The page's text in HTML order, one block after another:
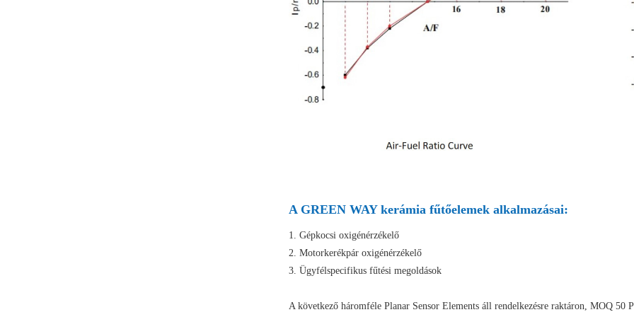
A GREEN WAY kerámia fűtőelemek alkalmazásai:
1. Gépkocsi oxigénérzékelő
2. Motorkerékpár oxigénérzékelő
3. Ügyfélspecifikus fűtési megoldások
A következő háromféle Planar Sensor Elements áll rendelkezésre raktáron, MOQ 50